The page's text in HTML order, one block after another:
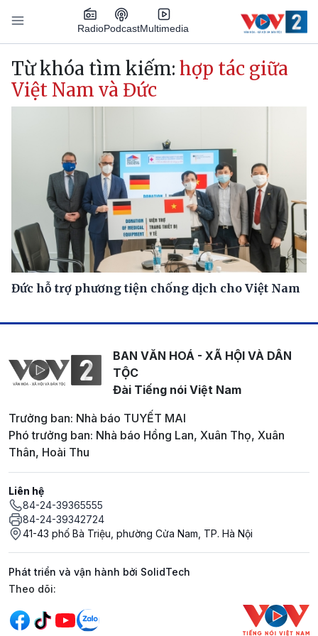
Nhảy đến nội dung
RadioPodcastMultimedia
Main navigation
Từ khóa tìm kiếm: hợp tác giữa
Việt Nam và Đức
Đức hỗ trợ phương tiện chống dịch cho Việt Nam
BAN VĂN HOÁ - XÃ HỘI VÀ DÂN
TỘC
Đài Tiếng nói Việt Nam
Trưởng ban: Nhà báo TUYẾT MAI
Phó trưởng ban: Nhà báo Hồng Lan, Xuân Thọ, Xuân
Thân, Hoài Thu
Liên hệ
84-24-39365555
84-24-39342724
41-43 phố Bà Triệu, phường Cửa Nam, TP. Hà Nội
Phát triển và vận hành bởi SolidTech
Mạng xã hội
Theo dõi: